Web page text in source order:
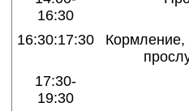
16:30
16:30:17:30
Кормление,
17:30-
19:30